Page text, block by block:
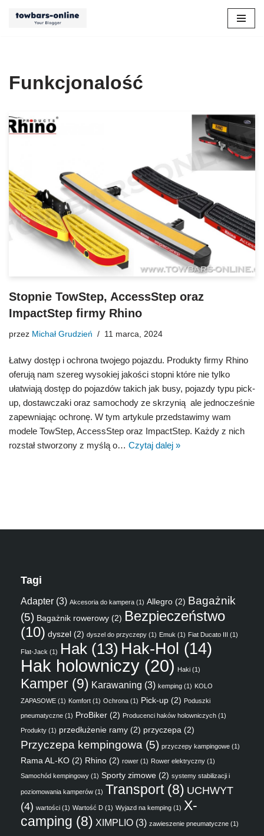
Funkcjonalość
Stopnie TowStep, AccessStep oraz
ImpactStep firmy Rhino
przez Michał Grudzień 11 marca, 2024
Łatwy dostęp i ochrona twojego pojazdu. Produkty firmy Rhino
oferują nam szereg wysokiej jakości stopni które nie tylko
ułatwiają dostęp do pojazdów takich jak busy, pojazdy typu pick-
up, dostawczaki oraz samochody ze skrzynią ale jednocześnie
zapewniając ochronę. W tym artykule przedstawimy wam
modele TowStep, AccessStep oraz ImpactStep. Każdy z nich
rozstał stworzony z myślą o… Czytaj dalej »
Tagi
Adapter (3) Akcesoria do kampera (1) Allegro (2) Bagażnik
(5) Bagażnik rowerowy (2) Bezpieczeństwo
(10) dyszel (2) dyszel do przyczepy (1) Emuk (1) Fiat Ducato III (1)
Flat-Jack (1) Hak (13) Hak-Hol (14)
Hak holowniczy (20) Haki (1)
Kamper (9) Karawaning (3) kemping (1) KOLO
ZAPASOWE (1) Komfort (1) Ochrona (1) Pick-up (2) Poduszki
pneumatyczne (1) ProBiker (2) Producenci haków holowniczych (1)
Produkty (1) przedłużenie ramy (2) przyczepa (2)
Przyczepa kempingowa (5) przyczepy kampingowe (1)
Rama AL-KO (2) Rhino (2) rower (1) Rower elektryczny (1)
Samochód kempingowy (1) Sporty zimowe (2) systemy stabilizacji i
poziomowania kamperów (1) Transport(8) UCHWYT
(4) wartości (1) Wartość D (1) Wyjazd na kemping (1) X-
camping (8) XIMPLIO (3) zawieszenie pneumatyczne (1)